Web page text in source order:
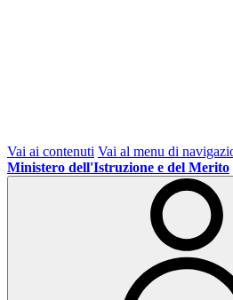
Vai ai contenuti Vai al menu di
Ministero dell'Istruzione e del Merito